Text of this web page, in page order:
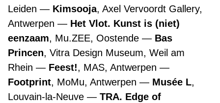
Leiden
Kimsooja, Axel Vervoordt Gallery,
Antwerpen
Het Vlot. Kunst is (niet)
eenzaam, Mu.ZEE, Oostende
Bas
Princen, Vitra Design Museum, Weil am
Rhein
Feest!, MAS, Antwerpen
Footprint, MoMu, Antwerpen Musée L,
Louvain-la-Neuve
TRA. Edge of